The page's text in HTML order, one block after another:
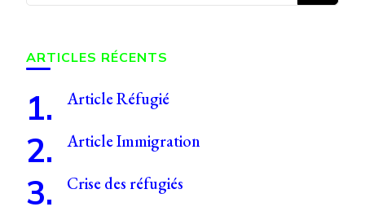
ARTICLES RÉCENTS
Article Réfugié
Article Immigration
Crise des réfugiés